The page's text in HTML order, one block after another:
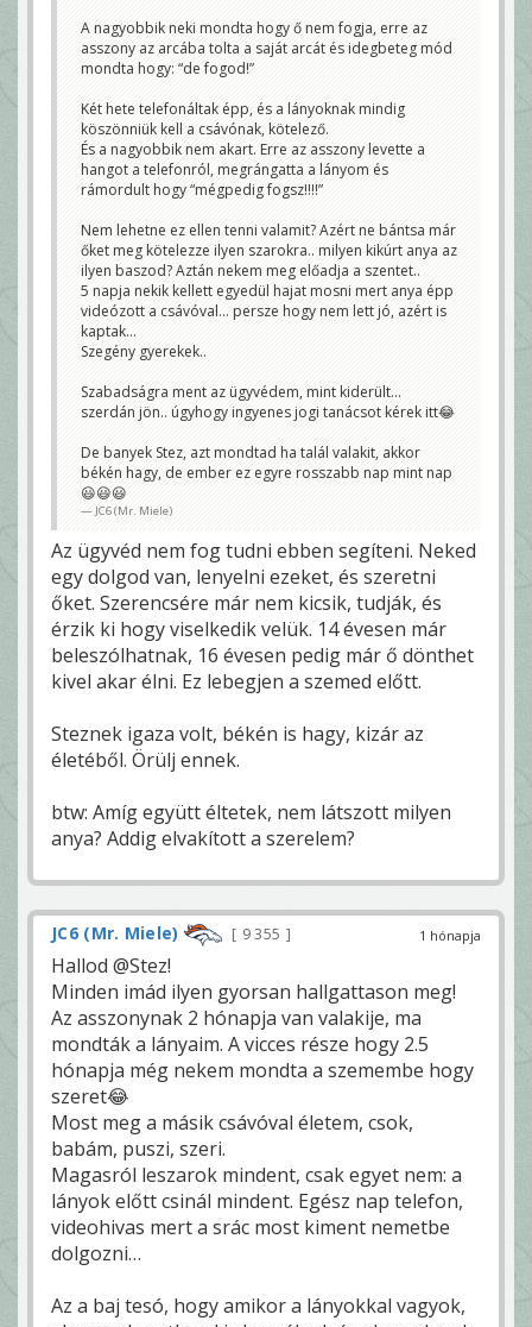
A nagyobbik neki mondta hogy ő nem fogja, erre az
asszony az arcába tolta a saját arcát és idegbeteg mód
mondta hogy: “de fogod!”
Két hete telefonáltak épp, és a lányoknak mindig
köszönniük kell a csávónak, kötelező.
És a nagyobbik nem akart. Erre az asszony levette a
hangot a telefonról, megrángatta a lányom és
rámordult hogy “mégpedig fogsz!!!!”
Nem lehetne ez ellen tenni valamit? Azért ne bántsa már
őket meg kötelezze ilyen szarokra.. milyen kikúrt anya az
ilyen baszod? Aztán nekem meg előadja a szentet..
5 napja nekik kellett egyedül hajat mosni mert anya épp
videózott a csávóval… persze hogy nem lett jó, azért is
kaptak…
Szegény gyerekek..
Szabadságra ment az ügyvédem, mint kiderült…
szerdán jön.. úgyhogy ingyenes jogi tanácsot kérek itt😂
De banyek Stez, azt mondtad ha talál valakit, akkor
békén hagy, de ember ez egyre rosszabb nap mint nap
😃😃😃
JC6 (Mr. Miele)
Az ügyvéd nem fog tudni ebben segíteni. Neked
egy dolgod van, lenyelni ezeket, és szeretni
őket. Szerencsére már nem kicsik, tudják, és
érzik ki hogy viselkedik velük. 14 évesen már
beleszólhatnak, 16 évesen pedig már ő dönthet
kivel akar élni. Ez lebegjen a szemed előtt.
Steznek igaza volt, békén is hagy, kizár az
életéből. Örülj ennek.
btw: Amíg együtt éltetek, nem látszott milyen
anya? Addig elvakított a szerelem?
1 hónapja
JC6 (Mr. Miele) 9 355
Hallod @Stez!
Minden imád ilyen gyorsan hallgattason meg!
Az asszonynak 2 hónapja van valakije, ma
mondták a lányaim. A vicces része hogy 2.5
hónapja még nekem mondta a szemembe hogy
szeret😂
Most meg a másik csávóval életem, csok,
babám, puszi, szeri.
Magasról leszarok mindent, csak egyet nem: a
lányok előtt csinál mindent. Egész nap telefon,
videohivas mert a srác most kiment nemetbe
dolgozni…
Az a baj tesó, hogy amikor a lányokkal vagyok,